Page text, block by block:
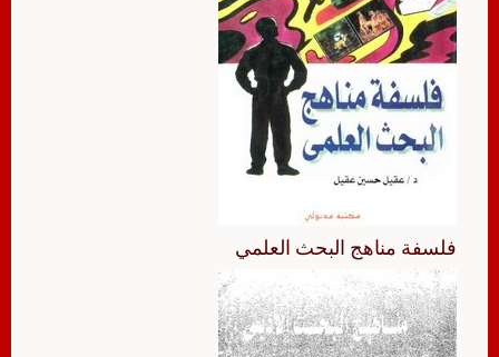
فلسفة مناهج البحث العلمي